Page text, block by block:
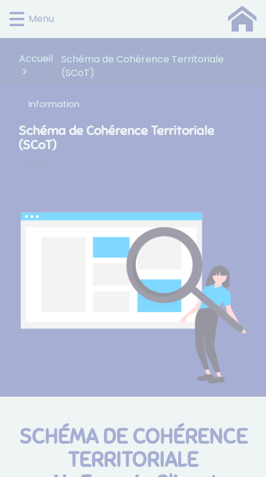
d'accès
menu
d'accès
contenu
principal
d'accès
recherche
d'accès
pied
Menu
Accueil
Schéma de Cohérence Territoriale
(SCoT)
Information
Schéma de Cohérence Territoriale
(SCoT)
SCHÉMA DE COHÉRENCE
TERRITORIALE